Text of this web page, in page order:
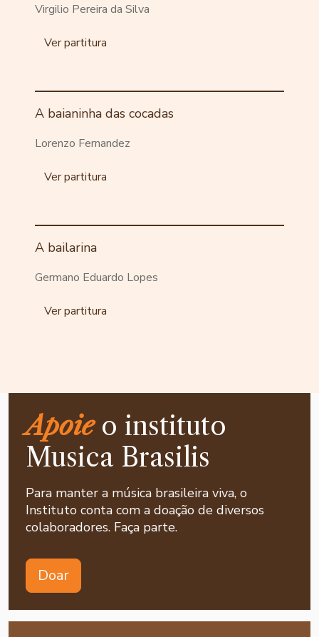
Virgilio Pereira da Silva
Ver partitura
A baianinha das cocadas
Lorenzo Fernandez
Ver partitura
A bailarina
Germano Eduardo Lopes
Ver partitura
Apoieo instituto
Musica Brasilis
Para manter a música brasileira viva, o
Instituto conta com a doação de diversos
colaboradores. Faça parte.
Doar